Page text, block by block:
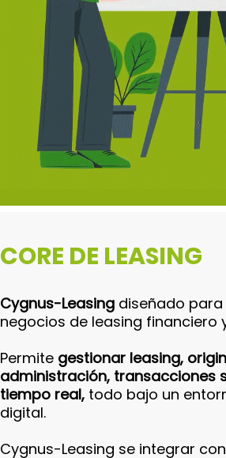
CORE DE LEASING
Cygnus-Leasing diseñado
negocios de leasing financiero
Permite gestionar leasing,
administración, transacciones
tiempo real, todo bajo un
digital.
Cygnus-Leasing se integrar